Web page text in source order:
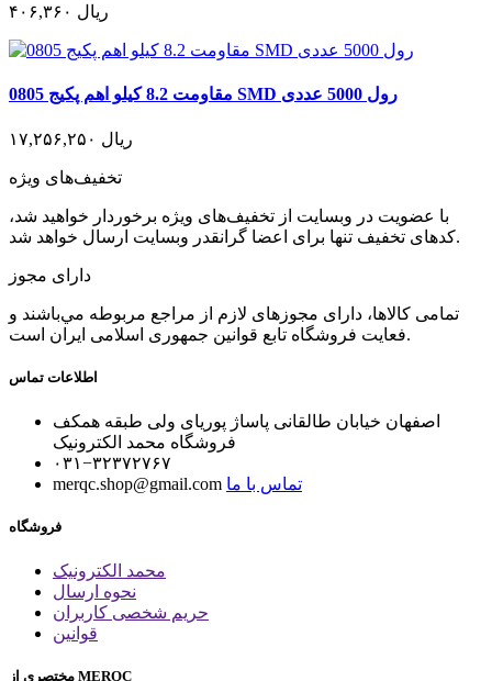
۴۰۶,۳۶۰ ریال
مقاومت 8.2 کیلو اهم پکیج 0805 SMD رول 5000 عددی
۱۷,۲۵۶,۲۵۰ ریال
تخفیف‌های ویژه
با عضویت در وبسایت از تخفیف‌های ویژه برخوردار خواهید شد،
کدهای تخفیف تنها برای اعضا گرانقدر وبسایت ارسال خواهد شد.
دارای مجوز
تمامی كالاها، دارای مجوزهای لازم از مراجع مربوطه مي‌باشند و
فعایت فروشگاه تابع قوانين جمهوری اسلامی ايران است.
اطلاعات تماس
اصفهان خیابان طالقانی پاساژ پوریای ولی طبقه همکف
فروشگاه محمد الکترونیک
۰۳۱−۳۲۳۷۲۷۶۷
merqc.shop@gmail.com تماس با ما
فروشگاه
محمد الکترونیک
نحوه ارسال
حریم شخصی کاربران
قوانین
مختصری از MERQC